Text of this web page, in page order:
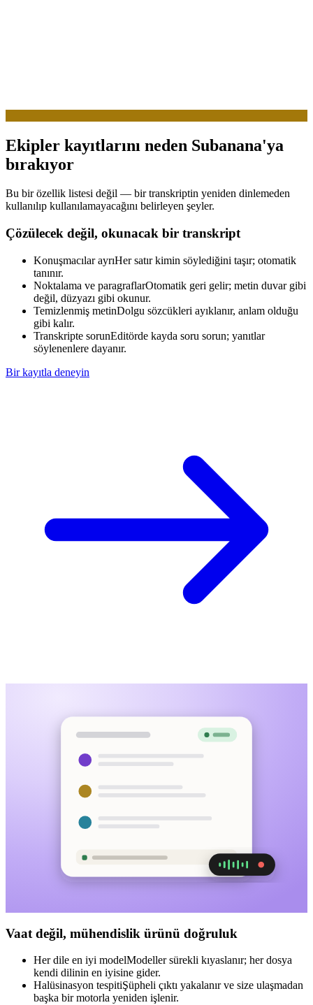
Ekipler kayıtlarını neden Subanana'ya
bırakıyor
Bu bir özellik listesi değil — bir transkriptin yeniden dinlemeden
kullanılıp kullanılamayacağını belirleyen şeyler.
Çözülecek değil, okunacak bir transkript
Konuşmacılar ayrıHer satır kimin söylediğini taşır; otomatik
tanınır.
Noktalama ve paragraflarOtomatik geri gelir; metin duvar gibi
değil, düzyazı gibi okunur.
Temizlenmiş metinDolgu sözcükleri ayıklanır, anlam olduğu
gibi kalır.
Transkripte sorunEditörde kayda soru sorun; yanıtlar
söylenenlere dayanır.
Bir kayıtla deneyin
Vaat değil, mühendislik ürünü doğruluk
Her dile en iyi modelModeller sürekli kıyaslanır; her dosya
kendi dilinin en iyisine gider.
Halüsinasyon tespitiŞüpheli çıktı yakalanır ve size ulaşmadan
başka bir motorla yeniden işlenir.